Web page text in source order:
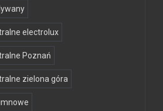
electrolux
Poznań
zielona góra